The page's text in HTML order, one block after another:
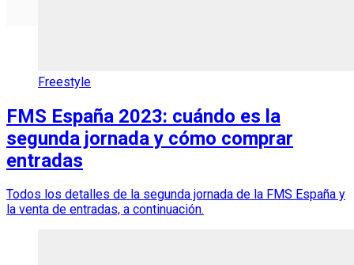
Freestyle
FMS España 2023: cuándo es la
segunda jornada y cómo comprar
entradas
Todos los detalles de la segunda jornada de la FMS España y
la venta de entradas, a continuación.